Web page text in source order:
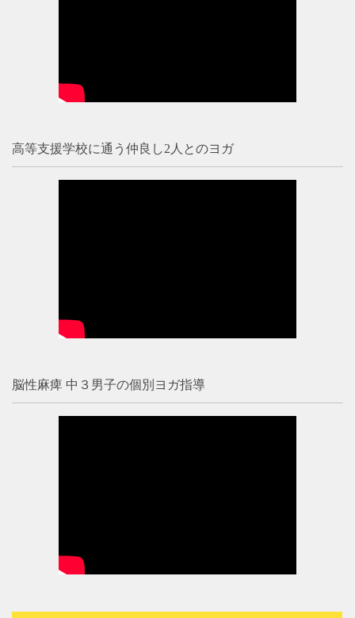
高等支援学校に通う仲良し2人とのヨガ
脳性麻痺 中３男子の個別ヨガ指導